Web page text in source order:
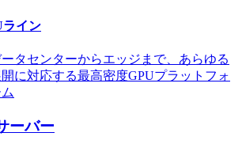
ライン
ータセンターからエッジまで、あらゆる
開に対応する最高密度GPUプラットフォ
ーバー